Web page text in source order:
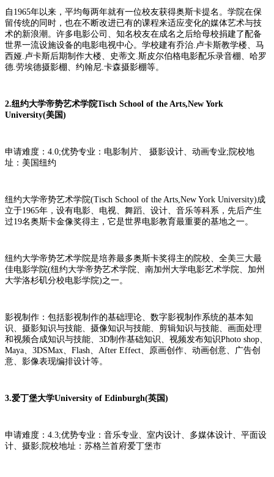
自1965年以来，平均每两年就有一位校友获得奥斯卡提名。学院在保
留传统的同时，也在不断改进已有的课程来适应变化的媒体艺术与技
术的新浪潮。许多电影公司、知名校友在成名之后给母校捐建了配备
世界一流设施设备的电影电视中心。学校建有乔治.卢卡斯教学楼、马
西娅.卢卡斯后期制作大楼、史蒂文.斯皮尔伯格电影配乐录音棚、哈罗
德.劳埃德摄影棚、约翰尼.卡森摄影棚等。
2.纽约大学帝势艺术学院Tisch School of the Arts,New York
University(美国)
申请难度：4.0;优势专业：电影制片、 摄影设计、动画专业;院校地
址：美国纽约
纽约大学帝势艺术学院(Tisch School of the Arts,New York University)成
立于1965年，设有电影、电视、舞蹈、设计、音乐等科系，先后产生
过19名奥斯卡金像奖得主，它是世界电影教育最重要的基地之一。
纽约大学帝势艺术学院是培养最多奥斯卡奖得主的院校、全美三大最
佳电影学院(纽约大学帝势艺术学院、南加州大学电影艺术学院、加州
大学洛杉矶分校电影学院)之一。
影视制作：包括影视制作的基础理论、数字影视制作系统的基本知
识、摄影知识与技能、摄像知识与技能、剪辑知识与技能、画面处理
和视频合成知识与技能、3D制作基础知识、视频发布知识Photo shop、
Maya、3DSMax、Flash、After Effect、原画创作、动画创意、广告创
意、影像表现编排设计等。
3.爱丁堡大学University of Edinburgh(英国)
申请难度：4.3;优势专业：音乐专业、室内设计、多媒体设计、平面设
计、摄影;院校地址：苏格兰首府爱丁堡市